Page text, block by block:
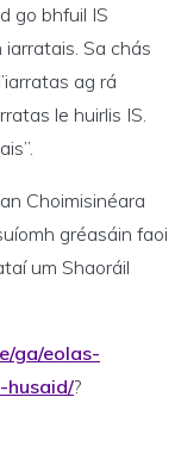
go bhfuil IS
Sa chás
ag rá
le huirlis IS.
Choimisinéara
gréasáin faoi
um Shaoráil
ga/eolas-
husaid/?